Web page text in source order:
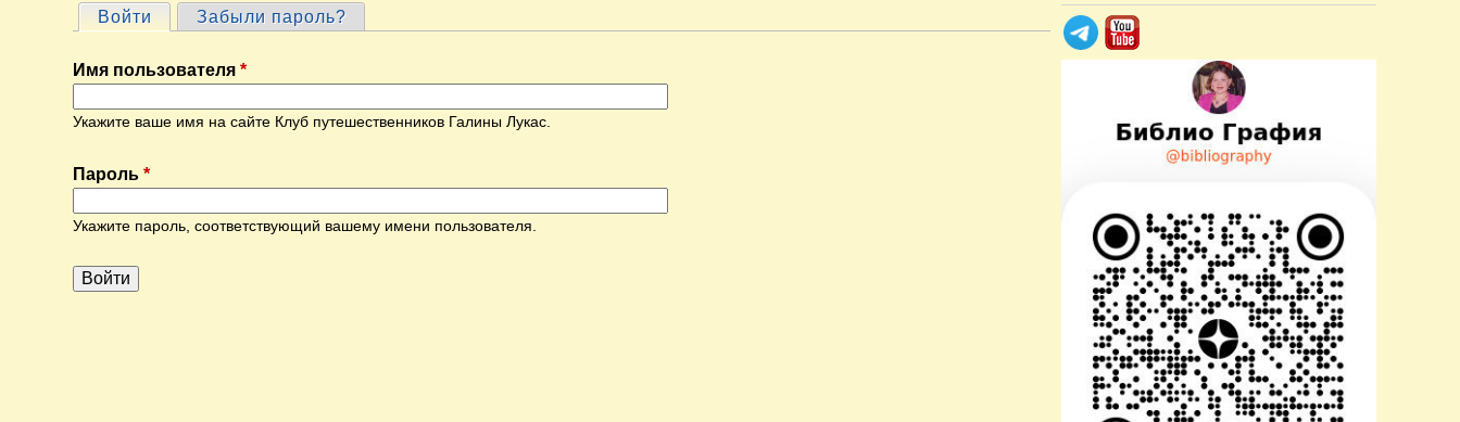
Г
л
в
ы
Войти (активная вкладка)
Забыли пароль?
Имя пользователя*
Укажите ваше имя на сайте Клуб путешественников Галины Лукас.
Пароль*
Укажите пароль, соответствующий вашему имени пользователя.